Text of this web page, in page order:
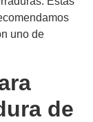
uno de
de